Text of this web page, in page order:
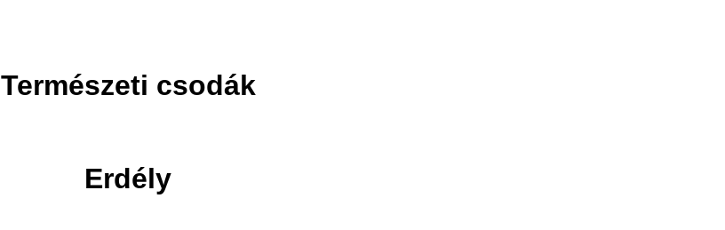
Természeti csodák
Erdély